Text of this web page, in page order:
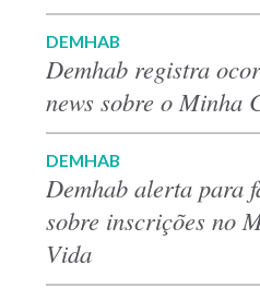
DEMHAB
Demhab registra
news sobre o Minha
DEMHAB
Demhab alerta para
sobre inscrições no
Vida